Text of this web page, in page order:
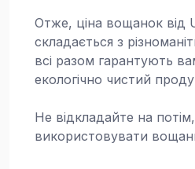
Отже, ціна вощанок від
складається з
всі разом гарантують
екологічно чистий
Не відкладайте на
використовувати